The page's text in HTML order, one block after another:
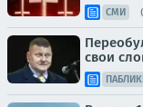
СМИ
свои